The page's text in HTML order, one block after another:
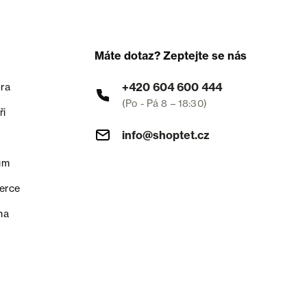
Máte dotaz? Zeptejte se nás
+420 604 600 444
(Po - Pá 8 – 18:30)
info@shoptet.cz